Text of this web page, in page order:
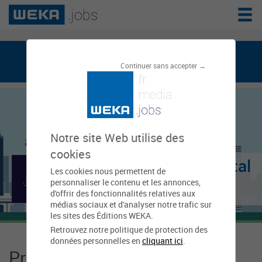
Continuer sans accepter →
Notre site Web utilise des
cookies
Les cookies nous permettent de
personnaliser le contenu et les annonces,
d'offrir des fonctionnalités relatives aux
médias sociaux et d'analyser notre trafic sur
les sites des Éditions WEKA.
Retrouvez notre politique de protection des
données personnelles en cliquant ici.
weka.jobs, le réseau de l'emploi public
Conseil Départemental
- Vosges